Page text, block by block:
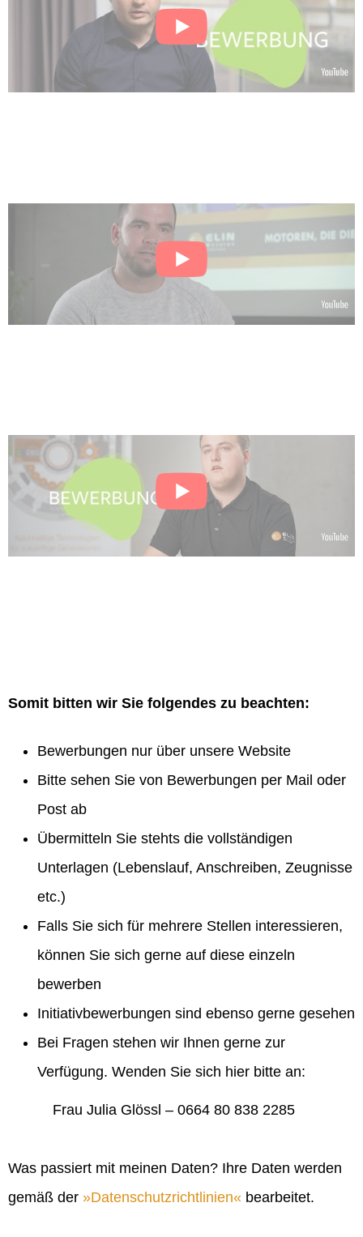
Somit bitten wir Sie folgendes zu beachten:
Bewerbungen nur über unsere Website
Bitte sehen Sie von Bewerbungen per Mail oder
Post ab
Übermitteln Sie stehts die vollständigen
Unterlagen (Lebenslauf, Anschreiben, Zeugnisse
etc.)
Falls Sie sich für mehrere Stellen interessieren,
können Sie sich gerne auf diese einzeln
bewerben
Initiativbewerbungen sind ebenso gerne gesehen
Bei Fragen stehen wir Ihnen gerne zur
Verfügung. Wenden Sie sich hier bitte an:
Frau Julia Glössl – 0664 80 838 2285
Was passiert mit meinen Daten? Ihre Daten werden
gemäß der
Datenschutzrichtlinien bearbeitet.